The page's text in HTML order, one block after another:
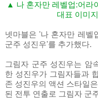
▲ 나 혼자만 레벨업:어라
대표 이미
넷마블은 '나 혼자만 레벨
군주 성진우'를 추가했다.
그림자 군주 성진우는 암
한 성진우가 그림자들과
존 성진우의 액션 스타일
된 전투 연출로 그림자 군